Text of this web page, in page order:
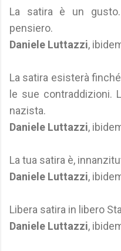
La satira è un
pensiero.
Daniele Luttazzi,
La satira esisterà
le sue contraddizioni.
nazista.
Daniele Luttazzi,
La tua satira è,
Daniele Luttazzi,
Libera satira in libero
Daniele Luttazzi,